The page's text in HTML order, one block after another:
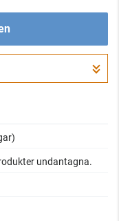
undantagna.